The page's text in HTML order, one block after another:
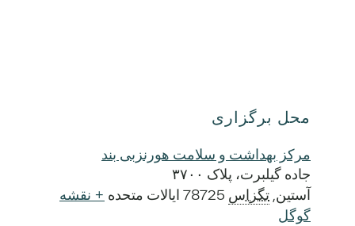
محل برگزاری
مرکز بهداشت و سلامت هورنزبی بند
جاده گیلبرت، پلاک ۳۷۰۰
آستین, تگزاس 78725 ایالات متحده + نقشه
گوگل